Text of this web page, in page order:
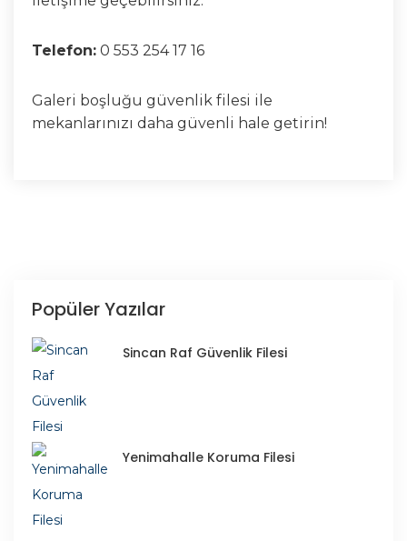
Telefon: 0 553 254 17 16
Galeri boşluğu güvenlik filesi ile
mekanlarınızı daha güvenli hale getirin!
Popüler Yazılar
Sincan Raf Güvenlik Filesi
Yenimahalle Koruma Filesi